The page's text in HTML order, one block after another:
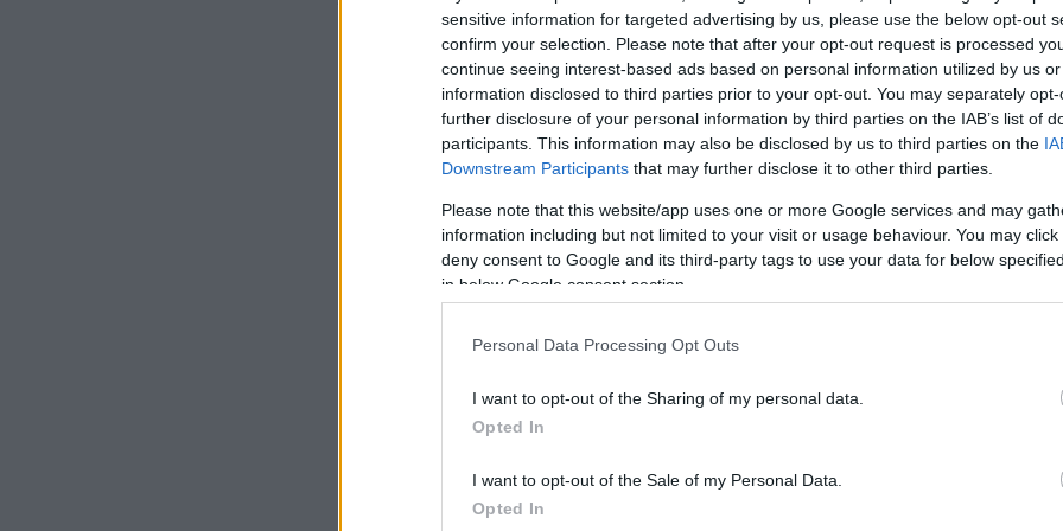
sensitive information for targeted advertising by us, please use the below opt-out
confirm your selection. Please note that after your opt-out request is processed
continue seeing interest-based ads based on personal information utilized by us
information disclosed to third parties prior to your opt-out. You may separately
further disclosure of your personal information by third parties on the IAB’s list of
participants. This information may also be disclosed by us to third parties on the
Downstream Participants that may further disclose it to other third parties.
Please note that this website/app uses one or more Google services and may
information including but not limited to your visit or usage behaviour. You may
deny consent to Google and its third-party tags to use your data for below
in below Google consent section.
Personal Data Processing Opt Outs
I want to opt-out of the Sharing of my personal data.
Opted In
I want to opt-out of the Sale of my Personal Data.
Opted In
υπηρεσίες οδικής ασφάλειας της Κεντρικής Οδού όπως:
ΔΙΑΦΗΜΙΣΗ